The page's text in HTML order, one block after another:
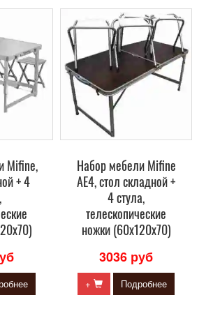
Mifine,
+ 4
Набор мебели Mifine
AE4, стол складной +
4 стула,
телескопические
ножки (60х120х70)
3036 руб
+ Подробнее